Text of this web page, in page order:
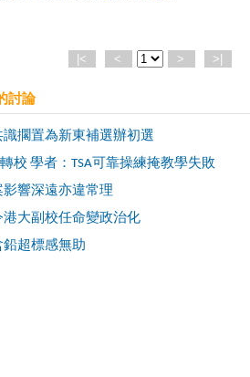
|< < > >|
討論
擱置為新東補選辦初選
校 學者：TSA可靠操練掩教學失敗
響深遠亦違常理
大副校任命變政治化
超標感無助